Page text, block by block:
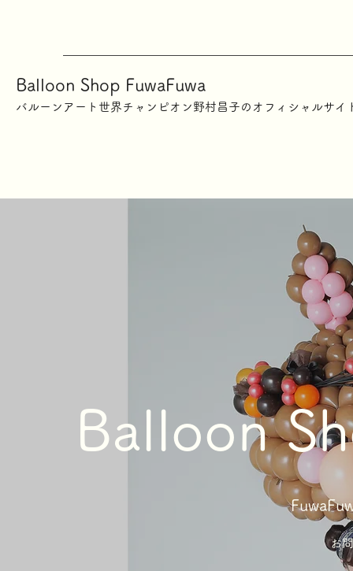
Balloon Shop FuwaFuwa
バルーンアート世界チャンピオン野村昌子のオフィシャルサイ
Balloon
お